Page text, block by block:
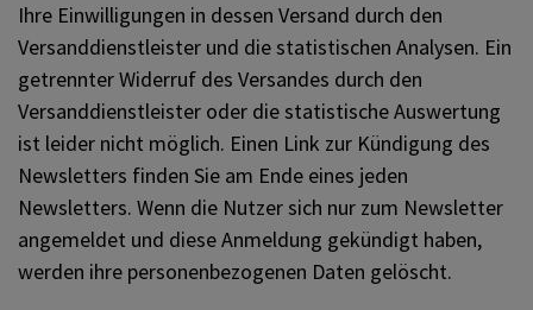
Ihre Einwilligungen in dessen Versand durch den
Versanddienstleister und die statistischen Analysen. Ein
getrennter Widerruf des Versandes durch den
Versanddienstleister oder die statistische Auswertung
ist leider nicht möglich. Einen Link zur Kündigung des
Newsletters finden Sie am Ende eines jeden
Newsletters. Wenn die Nutzer sich nur zum Newsletter
angemeldet und diese Anmeldung gekündigt haben,
werden ihre personenbezogenen Daten gelöscht.